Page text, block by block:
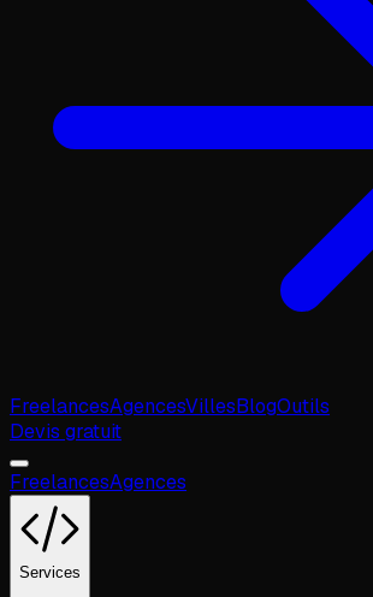
FreelancesAgencesVillesBlogOutils
Devis gratuit
FreelancesAgences
Services